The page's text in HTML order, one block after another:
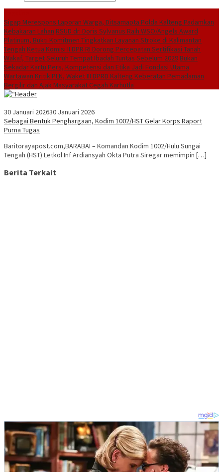
Sigap Merespons Laporan Warga, Ditsamapta Polda Kalteng Padamkan
Kebakaran Lahan RSUD dr. Doris Sylvanus Raih WSO/Angels Award
Platinum, Bukti Komitmen Tingkatkan Layanan Stroke di Kalimantan
Tengah Ketua Komisi II DPR RI Dorong Percepatan Sertifikasi Tanah
Wakaf, Target Seluruh Tempat Ibadah Tuntas Sebelum 2029Bukan
Sekadar Kartu Pers, Kompetensi dan Etika Jadi Fondasi Utama
Wartawan Kritik PLN, Waket III DPRD Kalteng Keberatan Pemadaman
Bergilir dan Ajak Masyarakat Cegah Karhutla
30 Januari 202630 Januari 2026
Sebagai Bentuk Penghargaan, Kodim 1002/HST Gelar Korps Raport
Purna Tugas
Baritorayapost.com,BARABAI – Komandan Kodim 1002/Hulu Sungai
Tengah (HST) Letkol Inf Ardiansyah Okta Putra Siregar memimpin […]
Berita Terkait